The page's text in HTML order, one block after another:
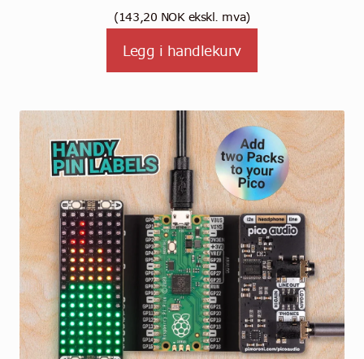
(143,20 NOKekskl. mva)
Legg i handlekurv